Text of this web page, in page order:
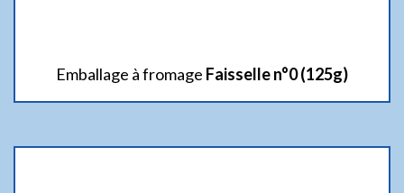
Emballage à fromage Faisselle n°0 (125g)